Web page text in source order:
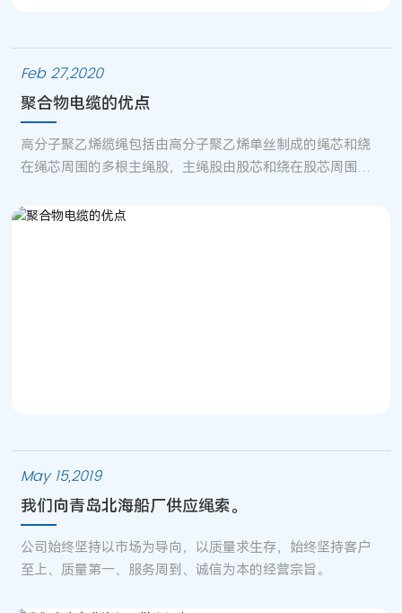
Feb 27,2020
聚合物电缆的优点
高分子聚乙烯缆绳包括由高分子聚乙烯单丝制成的绳芯和绕
在绳芯周围的多根主绳股，主绳股由股芯和绕在股芯周围的
次绳股由化纤单丝制成。通过排列由金属单丝制成的股线，
May 15,2019
我们向青岛北海船厂供应绳索。
公司始终坚持以市场为导向，以质量求生存，始终坚持客户
至上、质量第一、服务周到、诚信为本的经营宗旨。